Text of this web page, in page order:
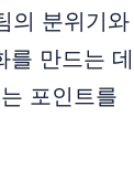
의 분위기와
만드는 데
포인트를